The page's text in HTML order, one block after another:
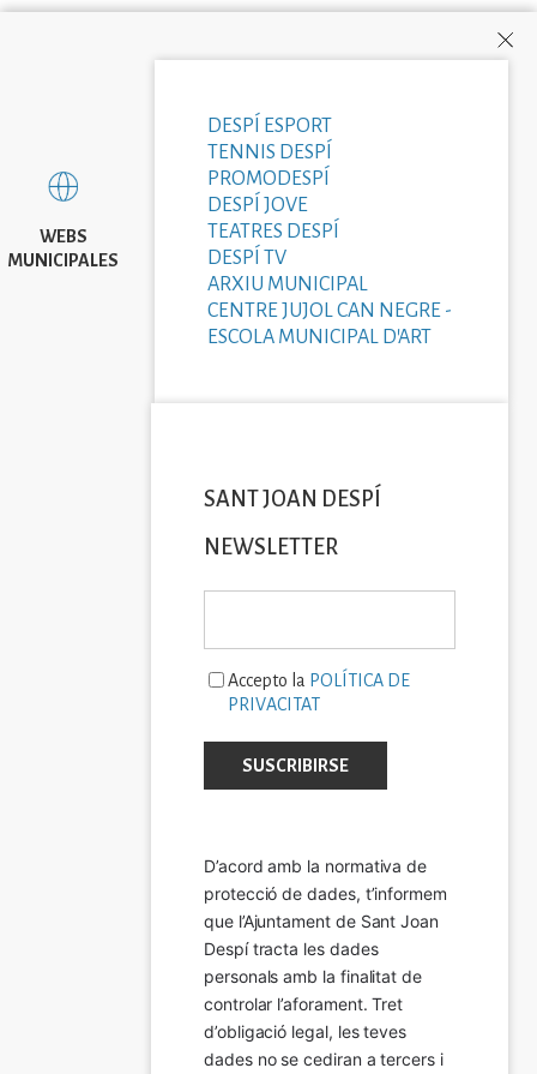
WEBS
MUNICIPALES
DESPÍ ESPORT
TENNIS DESPÍ
PROMODESPÍ
DESPÍ JOVE
TEATRES DESPÍ
DESPÍ TV
ARXIU MUNICIPAL
CENTRE JUJOL CAN NEGRE -
ESCOLA MUNICIPAL D'ART
SANT JOAN DESPÍ
NEWSLETTER
Accepto la POLÍTICA DE
PRIVACITAT
D’acord amb la normativa de
protecció de dades, t’informem
que l’Ajuntament de Sant Joan
Despí tracta les dades
personals amb la finalitat de
controlar l’aforament. Tret
d’obligació legal, les teves
dades no se cediran a tercers i